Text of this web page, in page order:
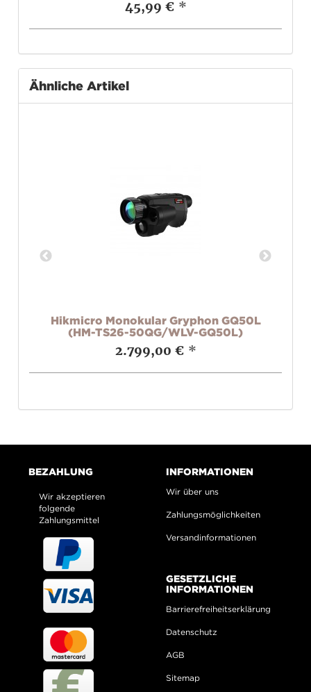
45,99 € *
Ähnliche Artikel
Hikmicro Monokular Gryphon GQ50L
(HM-TS26-50QG/WLV-GQ50L)
2.799,00 € *
BEZAHLUNG
Wir akzeptieren
folgende
Zahlungsmittel
INFORMATIONEN
Wir über uns
Zahlungsmöglichkeiten
Versandinformationen
GESETZLICHE
INFORMATIONEN
Barrierefreiheitserklärung
Datenschutz
AGB
Sitemap